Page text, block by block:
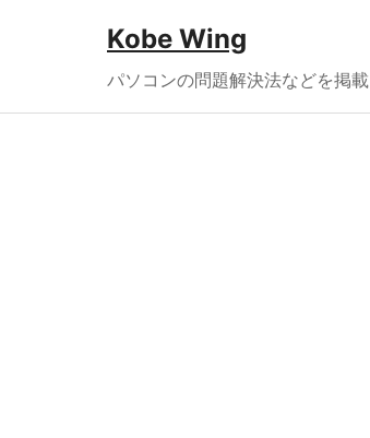
Kobe Wing
パソコンの問題解決法などを掲載